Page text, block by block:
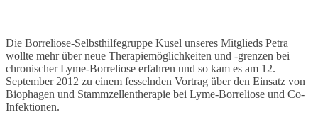
Die Borreliose-Selbsthilfegruppe Kusel unseres Mitglieds Petra
wollte mehr über neue Therapiemöglichkeiten und -grenzen bei
chronischer Lyme-Borreliose erfahren und so kam es am 12.
September 2012 zu einem fesselnden Vortrag über den Einsatz von
Biophagen und Stammzellentherapie bei Lyme-Borreliose und Co-
Infektionen.